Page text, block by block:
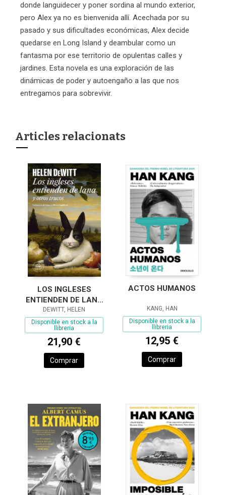
donde languidecer y poner sordina al mundo exterior,
pero Alex ya no es bienvenida allí. Acechada por su
pasado y sus dificultades económicas, Alex decide
quedarse en Long Island y deambular como un
fantasma por ese territorio de opulentas calles y
jardines. Esta novela es una exploración de las
dinámicas de poder y autoengaño a las que nos
entregamos para sobrevivir.
Articles relacionats
LOS INGLESES
ENTIENDEN DE LANA
(Y OTROS TRUCOS)
DEWITT, HELEN
Disponible en stock a la
llibreria
21,90 €
Comprar
ACTOS HUMANOS
KANG, HAN
Disponible en stock a la
llibreria
12,95 €
Comprar